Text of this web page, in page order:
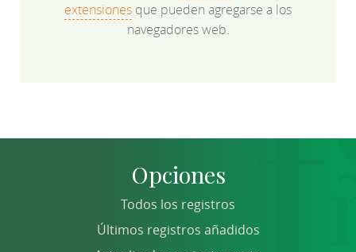
extensiones que pueden agregarse a los
navegadores web.
Opciones
Todos los registros
Últimos registros añadidos